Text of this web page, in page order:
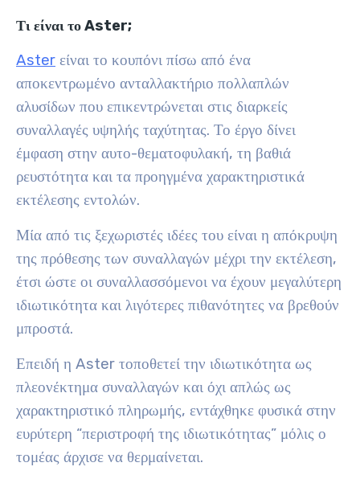
Τι είναι το Aster;
Aster είναι το κουπόνι πίσω από ένα
αποκεντρωμένο ανταλλακτήριο πολλαπλών
αλυσίδων που επικεντρώνεται στις διαρκείς
συναλλαγές υψηλής ταχύτητας. Το έργο δίνει
έμφαση στην αυτο-θεματοφυλακή, τη βαθιά
ρευστότητα και τα προηγμένα χαρακτηριστικά
εκτέλεσης εντολών.
Μία από τις ξεχωριστές ιδέες του είναι η απόκρυψη
της πρόθεσης των συναλλαγών μέχρι την εκτέλεση,
έτσι ώστε οι συναλλασσόμενοι να έχουν μεγαλύτερη
ιδιωτικότητα και λιγότερες πιθανότητες να βρεθούν
μπροστά.
Επειδή η Aster τοποθετεί την ιδιωτικότητα ως
πλεονέκτημα συναλλαγών και όχι απλώς ως
χαρακτηριστικό πληρωμής, εντάχθηκε φυσικά στην
ευρύτερη “περιστροφή της ιδιωτικότητας” μόλις ο
τομέας άρχισε να θερμαίνεται.